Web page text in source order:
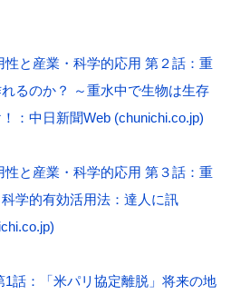
と産業・科学的応用 第２話：重
るのか？ ～重水中で生物は生存
：中日新聞Web (chunichi.co.jp)
と産業・科学的応用 第３話：重
学的有効活用法：達人に訊
話：「米パリ協定離脱」将来の地